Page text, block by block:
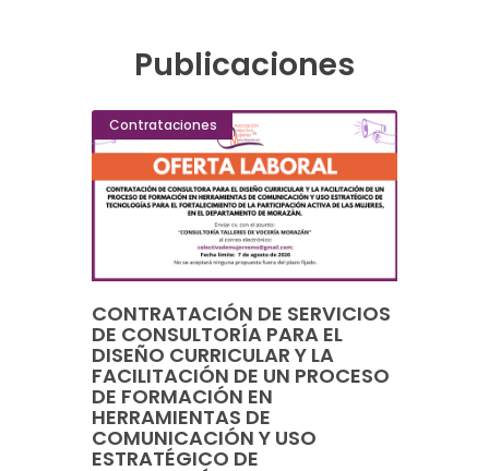
Publicaciones
Contrataciones
CONTRATACIÓN DE SERVICIOS
DE CONSULTORÍA PARA EL
DISEÑO CURRICULAR Y LA
FACILITACIÓN DE UN PROCESO
DE FORMACIÓN EN
HERRAMIENTAS DE
COMUNICACIÓN Y USO
ESTRATÉGICO DE